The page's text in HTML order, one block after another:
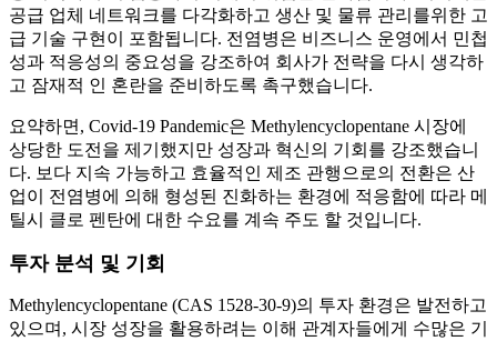
공급 업체 네트워크를 다각화하고 생산 및 물류 관리를위한 고
급 기술 구현이 포함됩니다. 전염병은 비즈니스 운영에서 민첩
성과 적응성의 중요성을 강조하여 회사가 전략을 다시 생각하
고 잠재적 인 혼란을 준비하도록 촉구했습니다.
요약하면, Covid-19 Pandemic은 Methylencyclopentane 시장에
상당한 도전을 제기했지만 성장과 혁신의 기회를 강조했습니
다. 보다 지속 가능하고 효율적인 제조 관행으로의 전환은 산
업이 전염병에 의해 형성된 진화하는 환경에 적응함에 따라 메
틸시 클로 펜탄에 대한 수요를 계속 주도 할 것입니다.
투자 분석 및 기회
Methylencyclopentane (CAS 1528-30-9)의 투자 환경은 발전하고
있으며, 시장 성장을 활용하려는 이해 관계자들에게 수많은 기